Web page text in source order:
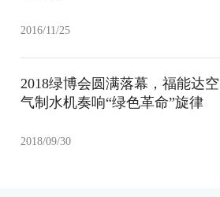
2016/11/25
2018绿博会圆满落幕，福能达空
气制水机奏响“绿色革命”旋律
2018/09/30